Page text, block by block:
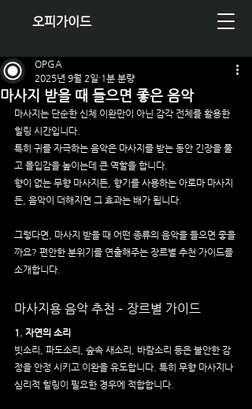
오피가이드
마사지 받을 때 들으면 좋은 음악
OPGA
2025년 9월 2일 1분 분량
마사지는 단순한 신체 이완만이 아닌 감각 전체를 활용한
힐링 시간입니다.
특히 귀를 자극하는 음악은 마사지를 받는 동안 긴장을 풀
고 몰입감을 높이는데 큰 역할을 합니다.
향이 없는 무향 마사지든, 향기를 사용하는 아로마 마사지
든, 음악이 더해지면 그 효과는 배가 됩니다.
그렇다면, 마사지 받을 때 어떤 종류의 음악을 들으면 좋을
까요? 편안한 분위기를 연출해주는 장르별 추천 가이드를
소개합니다.
마사지용 음악 추천 – 장르별 가이드
1. 자연의 소리
빗소리, 파도소리, 숲속 새소리, 바람소리 등은 불안한 감
정을 안정 시키고 이완을 유도합니다. 특히 무향 마사지나
심리적 힐링이 필요한 경우에 적합합니다.